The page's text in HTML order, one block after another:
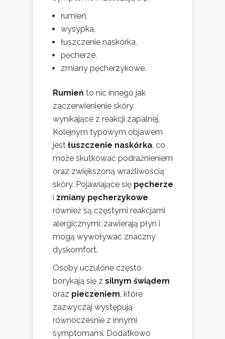
rumień,
wysypka,
łuszczenie naskórka,
pęcherze,
zmiany pęcherzykowe.
Rumień to nic innego jak
zaczerwienienie skóry
wynikające z reakcji zapalnej.
Kolejnym typowym objawem
jest łuszczenie naskórka, co
może skutkować podrażnieniem
oraz zwiększoną wrażliwością
skóry. Pojawiające się pęcherze
i zmiany pęcherzykowe
również są częstymi reakcjami
alergicznymi; zawierają płyn i
mogą wywoływać znaczny
dyskomfort.
Osoby uczulone często
borykają się z silnym świądem
oraz pieczeniem, które
zazwyczaj występują
równocześnie z innymi
symptomami. Dodatkowo